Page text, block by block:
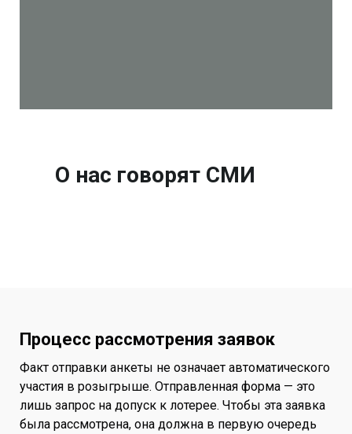
О нас говорят СМИ
Процесс рассмотрения заявок
Факт отправки анкеты не означает автоматического
участия в розыгрыше. Отправленная форма — это
лишь запрос на допуск к лотерее. Чтобы эта заявка
была рассмотрена, она должна в первую очередь